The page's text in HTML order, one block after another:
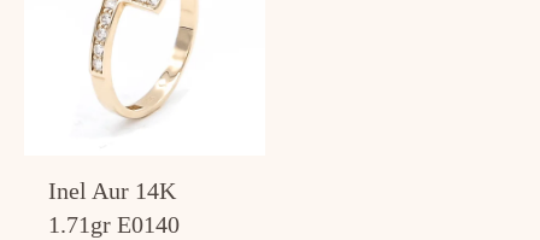
Inel Aur 14K
1.71gr E0140